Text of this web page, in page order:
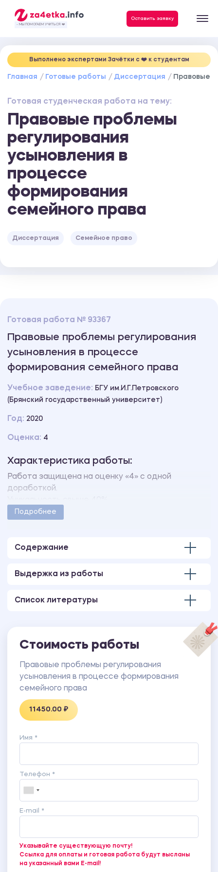
- МЫ ПОМОГАЕМ УЧИТЬСЯ ❤️
Оставить заявку
Выполнено экспертами Зачётки c ❤️ к студентам
Главная Готовые работы Диссертация Правовые
Готовая студенческая работа на тему:
Правовые проблемы
регулирования
усыновления в
процессе
формирования
семейного права
Диссертация Семейное право
Готовая работа № 93367
Правовые проблемы регулирования
усыновления в процессе
формирования семейного права
Учебное заведение: БГУ им.И.Г.Петровского
(Брянский государственный университет)
Год: 2020
Оценка: 4
Характеристика работы:
Работа защищена на оценку «4» с одной
доработкой.
Работа оформлена в соответствии с
Подробнее
Содержание
Выдержка из работы
Список литературы
Стоимость работы
Правовые проблемы регулирования
усыновления в процессе формирования
семейного права
11450.00 ₽
Имя *
Телефон *
E-mail *
Указывайте существующую почту!
Ссылка для оплаты и готовая работа будут высланы
на указанный вами E-mail!